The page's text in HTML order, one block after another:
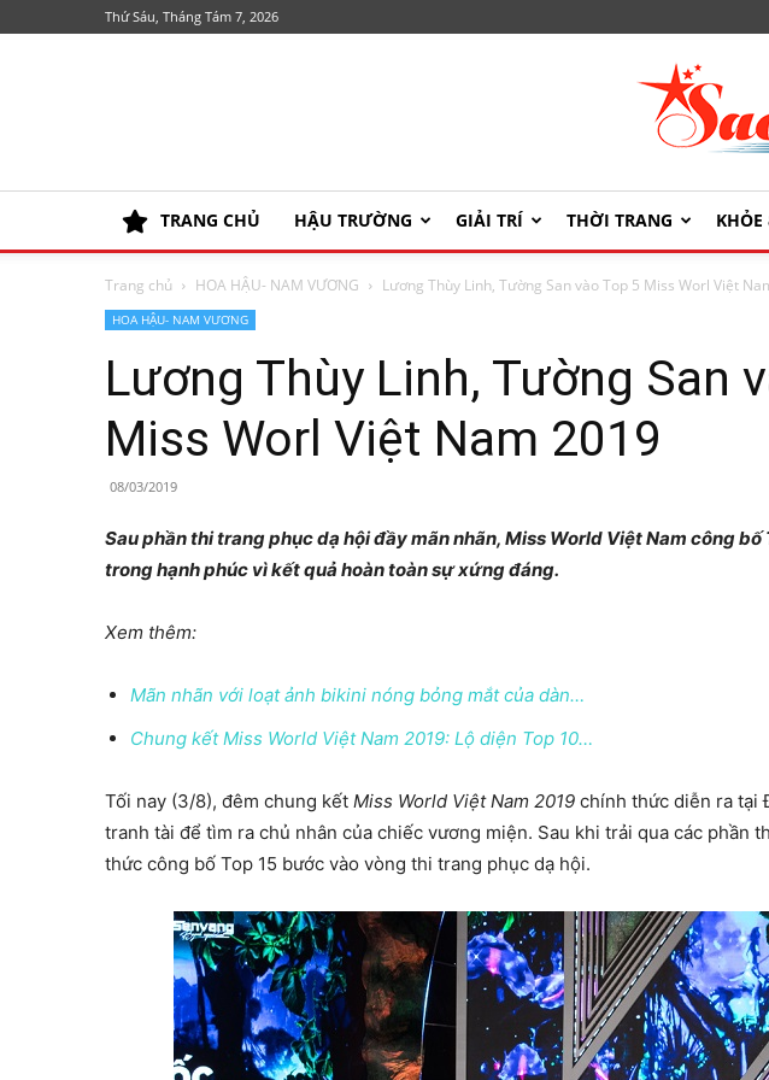
Thứ Sáu, Tháng Tám 7, 2026
TRANG CHỦ HẬU TRƯỜNG GIẢI TRÍ THỜI TRANG
Trang chủ HOA HẬU- NAM VƯƠNG Lương Thùy Linh, Tường San vào Top 5 Miss Worl Việt
HOA HẬU- NAM VƯƠNG
Lương Thùy Linh, Tường San
Miss Worl Việt Nam 2019
08/03/2019
Sau phần thi trang phục dạ hội đầy mãn nhãn, Miss World Việt Nam công bố
trong hạnh phúc vì kết quả hoàn toàn sự xứng đáng.
Xem thêm:
Mãn nhãn với loạt ảnh bikini nóng bỏng mắt của dàn…
Chung kết Miss World Việt Nam 2019: Lộ diện Top 10…
Tối nay (3/8), đêm chung kết Miss World Việt Nam 2019 chính thức diễn ra tại
tranh tài để tìm ra chủ nhân của chiếc vương miện. Sau khi trải qua các phần
thức công bố Top 15 bước vào vòng thi trang phục dạ hội.